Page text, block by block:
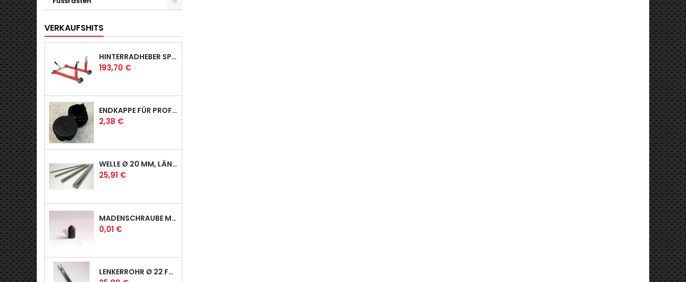
VERKAUFSHITS
HINTERRADHEBER SPORT MIT KLAUEN-AUFNAHMEN
Preis
193,70 €
ENDKAPPE FÜR PROFI & RACER
Preis
2,38 €
WELLE Ø 20 MM, LÄNGE 390 MM
Preis
25,91 €
MADENSCHRAUBE MIT SPITZE
Preis
0,01 €
LENKERROHR Ø 22 FÜR PROFI & RACER